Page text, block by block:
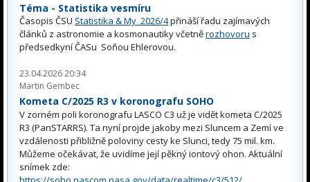
Téma - Statistika vesmíru
Časopis ČSU Statistika & My 2026/4přináší řadu zajímavých
článků z astronomie a kosmonautiky včetněrozhovoru s
předsedkyní ČASu Soňou Ehlerovou.
23.04.2026 20:34
Martin Gembec
Kometa C/2025 R3 v koronografu SOHO
V zorném poli koronografu LASCO C3 už je vidět kometa C/2025
R3 (PanSTARRS). Ta nyní projde jakoby mezi Sluncem a Zemí ve
vzdálenosti přibližně poloviny cesty ke Slunci, tedy 75 mil. km.
Můžeme očekávat, že uvidíme její pěkný iontový ohon. Aktuální
snímek zde: